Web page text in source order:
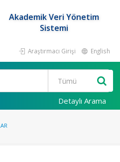
Akademik Veri Yönetim
Sistemi
Araştırmacı Girişi English
Detaylı Arama